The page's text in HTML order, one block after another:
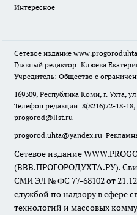
Интересное
Сетевое издание
Главный редактор: Клюева
Учредитель: Общество с
169309, Республика Коми, г. Ухта,
Телефон редакции: 8(8216)72-18-
progorod@list.ru
progorod.uhta@yandex.ru
Сетевое издание
(ВВВ.ПРОГОРОДУХТА.РУ).
СМИ ЭЛ № ФС 77-68102 от
службой по надзору в сфере
технологий и массовых